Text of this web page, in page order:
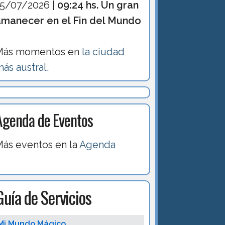
07/2026 | 09:24 hs. Un gran
en el Fin del Mundo
momentos en la ciudad
austral.
de Eventos
eventos en laAgenda
de Servicios